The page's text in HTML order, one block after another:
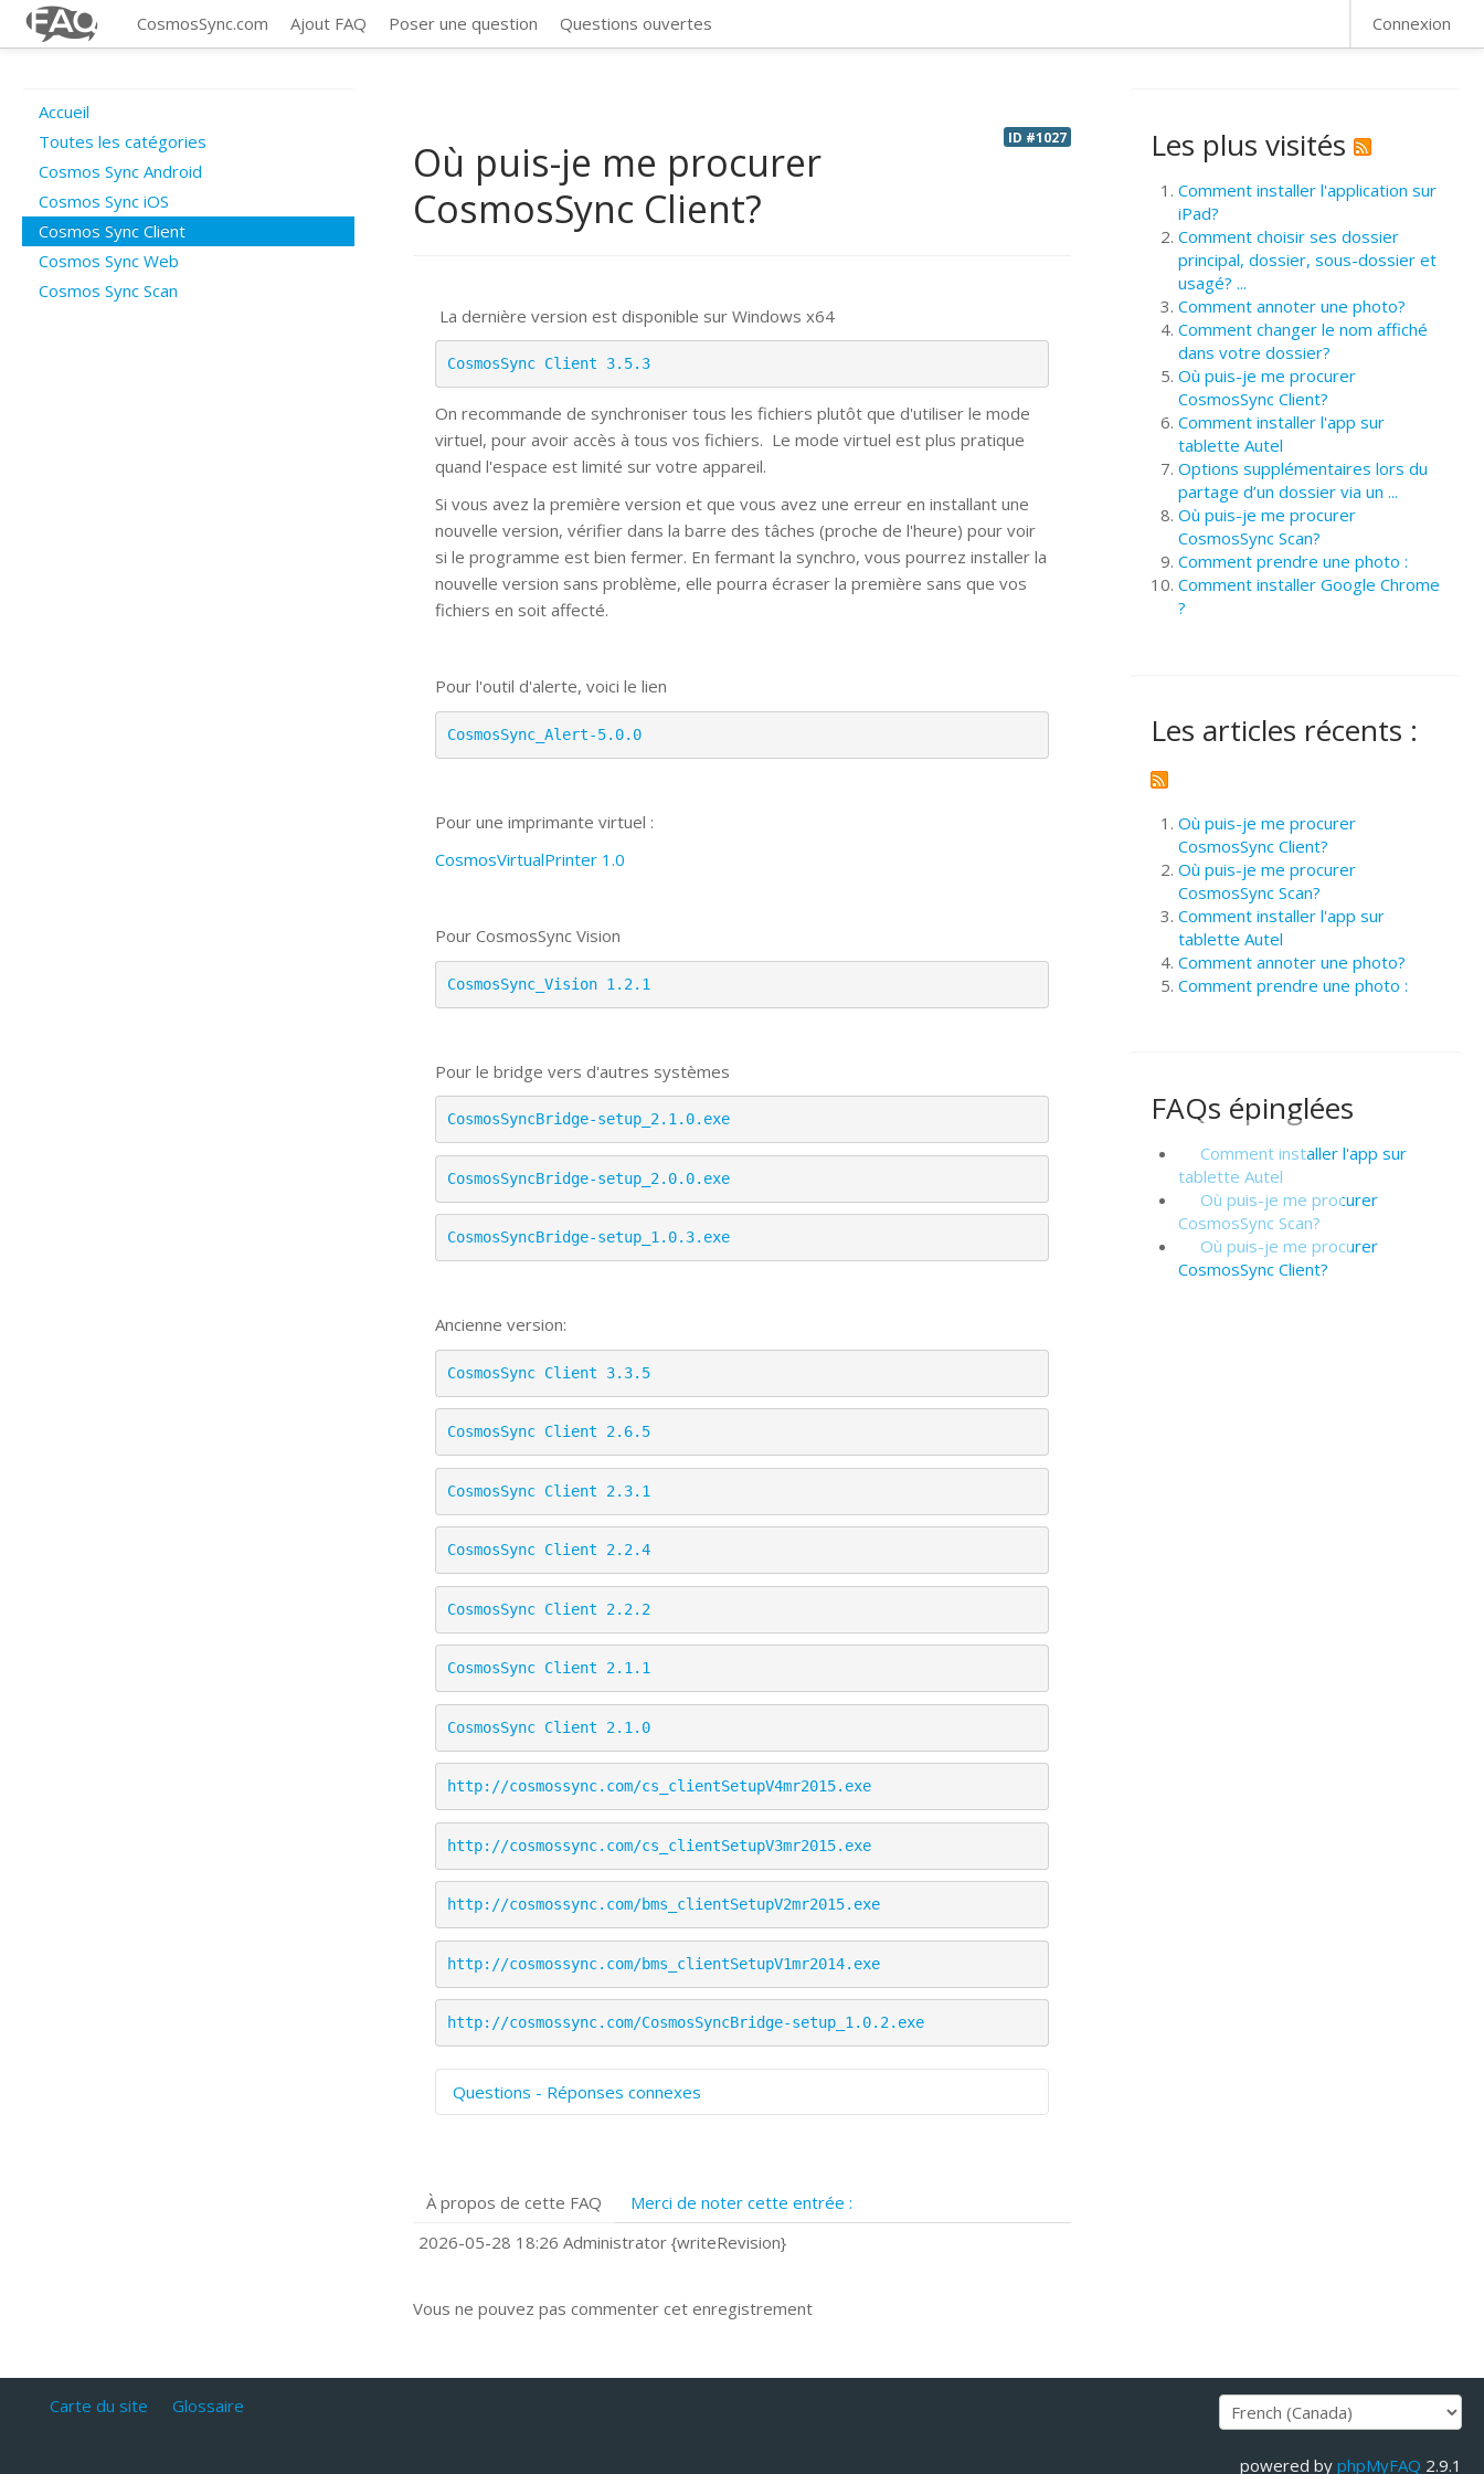
CosmosSync.com Ajout FAQ Poser une question Questions ouvertes Connexion
Accueil
Toutes les catégories
Cosmos Sync Android
Cosmos Sync iOS
Cosmos Sync Client
Cosmos Sync Web
Cosmos Sync Scan
ID #1027
Où puis-je me procurer
CosmosSync Client?
La dernière version est disponible sur Windows x64
CosmosSync Client 3.5.3
On recommande de synchroniser tous les fichiers plutôt que d'utiliser le mode
virtuel, pour avoir accès à tous vos fichiers. Le mode virtuel est plus pratique
quand l'espace est limité sur votre appareil.
Si vous avez la première version et que vous avez une erreur en installant une
nouvelle version, vérifier dans la barre des tâches (proche de l'heure) pour voir
si le programme est bien fermer. En fermant la synchro, vous pourrez installer la
nouvelle version sans problème, elle pourra écraser la première sans que vos
fichiers en soit affecté.
Pour l'outil d'alerte, voici le lien
CosmosSync_Alert-5.0.0
Pour une imprimante virtuel :
CosmosVirtualPrinter 1.0
Pour CosmosSync Vision
CosmosSync_Vision 1.2.1
Pour le bridge vers d'autres systèmes
CosmosSyncBridge-setup_2.1.0.exe
CosmosSyncBridge-setup_2.0.0.exe
CosmosSyncBridge-setup_1.0.3.exe
Ancienne version:
CosmosSync Client 3.3.5
CosmosSync Client 2.6.5
CosmosSync Client 2.3.1
CosmosSync Client 2.2.4
CosmosSync Client 2.2.2
CosmosSync Client 2.1.1
CosmosSync Client 2.1.0
http://cosmossync.com/cs_clientSetupV4mr2015.exe
http://cosmossync.com/cs_clientSetupV3mr2015.exe
http://cosmossync.com/bms_clientSetupV2mr2015.exe
http://cosmossync.com/bms_clientSetupV1mr2014.exe
http://cosmossync.com/CosmosSyncBridge-setup_1.0.2.exe
Questions - Réponses connexes
Quels navigateurs web sont supportés ?
Comment installer Google Chrome ?
À propos de cette FAQ
Merci de noter cette entrée :
2026-05-28 18:26 Administrator {writeRevision}
Vous ne pouvez pas commenter cet enregistrement
Les plus visités
Comment installer l'application sur
iPad?
Comment choisir ses dossier
principal, dossier, sous-dossier et
usagé? ...
Comment annoter une photo?
Comment changer le nom affiché
dans votre dossier?
Où puis-je me procurer
CosmosSync Client?
Comment installer l'app sur
tablette Autel
Options supplémentaires lors du
partage d’un dossier via un ...
Où puis-je me procurer
CosmosSync Scan?
Comment prendre une photo :
Comment installer Google Chrome
?
Les articles récents :
Où puis-je me procurer
CosmosSync Client?
Où puis-je me procurer
CosmosSync Scan?
Comment installer l'app sur
tablette Autel
Comment annoter une photo?
Comment prendre une photo :
FAQs épinglées
Comment installer l'app sur
tablette Autel
Où puis-je me procurer
CosmosSync Scan?
Où puis-je me procurer
CosmosSync Client?
Carte du site Glossaire
powered by phpMyFAQ 2.9.1